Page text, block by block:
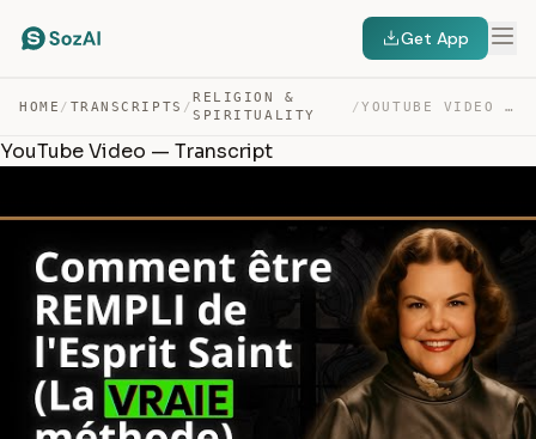
Get App
HOME / TRANSCRIPTS /
RELIGION &
SPIRITUALITY
/ YOUTUBE VIDEO — TRANSCRIPT
YouTube Video — Transcript